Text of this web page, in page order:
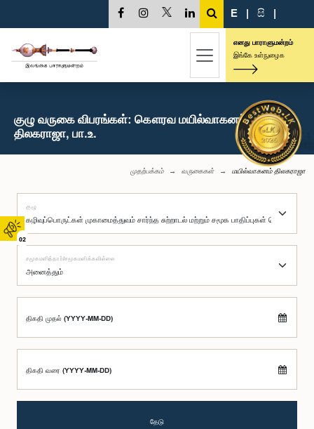
02
E | සි |
எனது பாராளுமன்றம்
இங்கே உள்நுழைக
குழு வருகை விபரங்கள்: கௌரவ மயில்வாகனம்
திலகராஜா, பா.உ.
முதற்பக்கம் வருகைகள் மயில்வாகனம் திலகராஜா
குழு
சமூகமளித்தார்/சமூகமளிக்கவில்லை
திகதி முதல் (YYYY-MM-DD)
திகதி வரை (YYYY-MM-DD)
தேடு